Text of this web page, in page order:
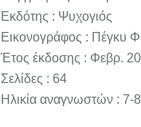
Εκδότης : Ψυχογιός
Εικονογράφος : Πέγκυ
Έτος έκδοσης : Φεβρ.
Σελίδες : 64
Ηλικία αναγνωστών : 7-8